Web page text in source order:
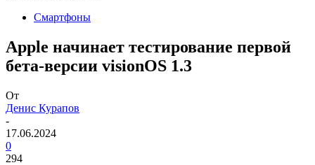
Смартфоны
Apple начинает тестирование первой
бета-версии visionOS 1.3
От
Денис Курапов
-
17.06.2024
0
294